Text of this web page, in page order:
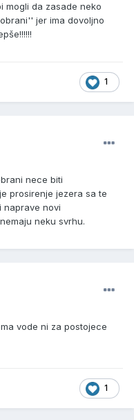
mogli da zasade neko
jer ima dovoljno
1
nece biti
prosirenje jezera sa te
naprave novi
neku svrhu.
vode ni za postojece
1